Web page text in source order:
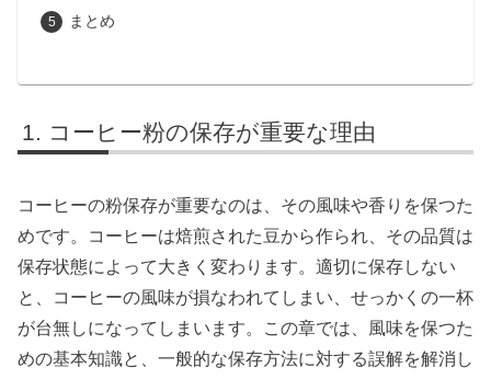
まとめ
コーヒー粉の保存が重要な理由
コーヒーの粉保存が重要なのは、その風味や香りを保つた
めです。コーヒーは焙煎された豆から作られ、その品質は
保存状態によって大きく変わります。適切に保存しない
と、コーヒーの風味が損なわれてしまい、せっかくの一杯
が台無しになってしまいます。この章では、風味を保つた
めの基本知識と、一般的な保存方法に対する誤解を解消し